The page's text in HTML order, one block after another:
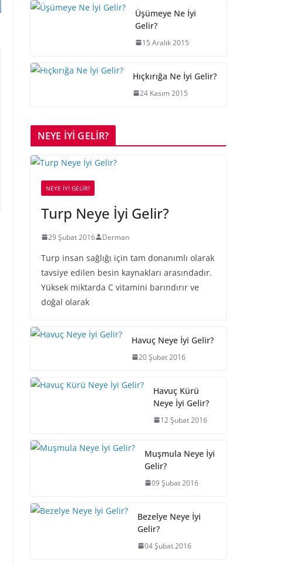
Üşümeye Ne İyi
Gelir?
15 Aralık 2015
Hıçkırığa Ne İyi Gelir?
24 Kasım 2015
NEYE İYİ GELİR?
NEYE İYİ GELİR?
Turp Neye İyi Gelir?
29 Şubat 2016 Derman
Turp insan sağlığı için tam donanımlı olarak
tavsiye edilen besin kaynakları arasındadır.
Yüksek miktarda C vitamini barındırır ve
doğal olarak
Havuç Neye İyi Gelir?
20 Şubat 2016
Havuç Kürü
Neye İyi Gelir?
12 Şubat 2016
Muşmula Neye İyi
Gelir?
09 Şubat 2016
Bezelye Neye İyi
Gelir?
04 Şubat 2016